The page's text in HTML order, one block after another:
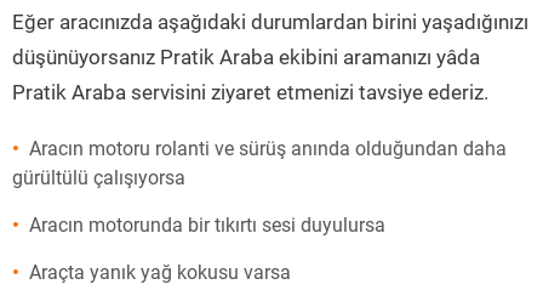
Eğer aracınızda aşağıdaki durumlardan birini yaşadığınızı
düşünüyorsanız Pratik Araba ekibini aramanızı yâda
Pratik Araba servisini ziyaret etmenizi tavsiye ederiz.
Aracın motoru rolanti ve sürüş anında olduğundan daha
gürültülü çalışıyorsa
Aracın motorunda bir tıkırtı sesi duyulursa
Araçta yanık yağ kokusu varsa